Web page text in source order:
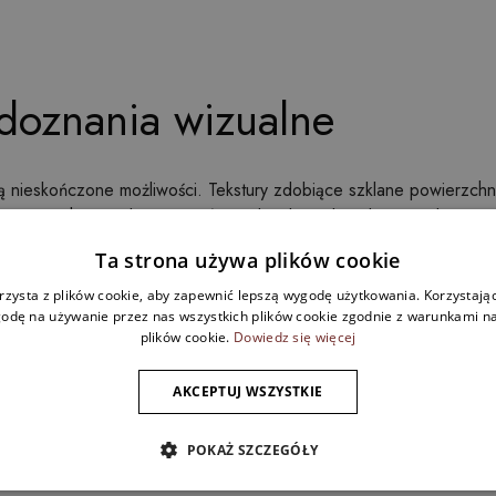
wizualne
możliwości. Tekstury zdobiące szklane
naturalne materiały, po bardziej abstrakcyjne i
komponują się zarówno w nowoczesnych, minimalistycznych
na lata
jakość wizualną, ale również trwałość. Szklana
a także do salonu czy sypialni. Dekoracje w formie
Ta strona używa plików cookie
z plików cookie, aby zapewnić lepszą wygodę użytkowania.
na używanie przez nas wszystkich plików cookie zgodnie z warunkami
plików cookie. Dowiedz się więcej
AKCEPTUJ WSZYSTKIE
POKAŻ SZCZEGÓŁY